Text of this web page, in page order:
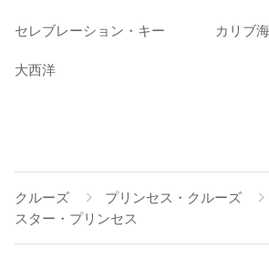
セレブレーション・キー カリブ海
大西洋
クルーズ
プリンセス・クルーズ
スター・プリンセス